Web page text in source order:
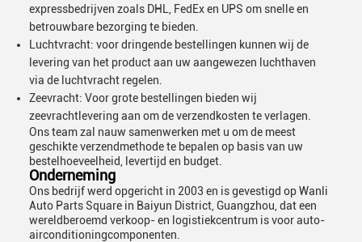
expressbedrijven zoals DHL, FedEx en UPS om snelle en
betrouwbare bezorging te bieden.
Luchtvracht: voor dringende bestellingen kunnen wij de
levering van het product aan uw aangewezen luchthaven
via de luchtvracht regelen.
Zeevracht: Voor grote bestellingen bieden wij
zeevrachtlevering aan om de verzendkosten te verlagen.
Ons team zal nauw samenwerken met u om de meest
geschikte verzendmethode te bepalen op basis van uw
bestelhoeveelheid, levertijd en budget.
Onderneming
Ons bedrijf werd opgericht in 2003 en is gevestigd op Wanli
Auto Parts Square in Baiyun District, Guangzhou, dat een
wereldberoemd verkoop- en logistiekcentrum is voor auto-
airconditioningcomponenten.